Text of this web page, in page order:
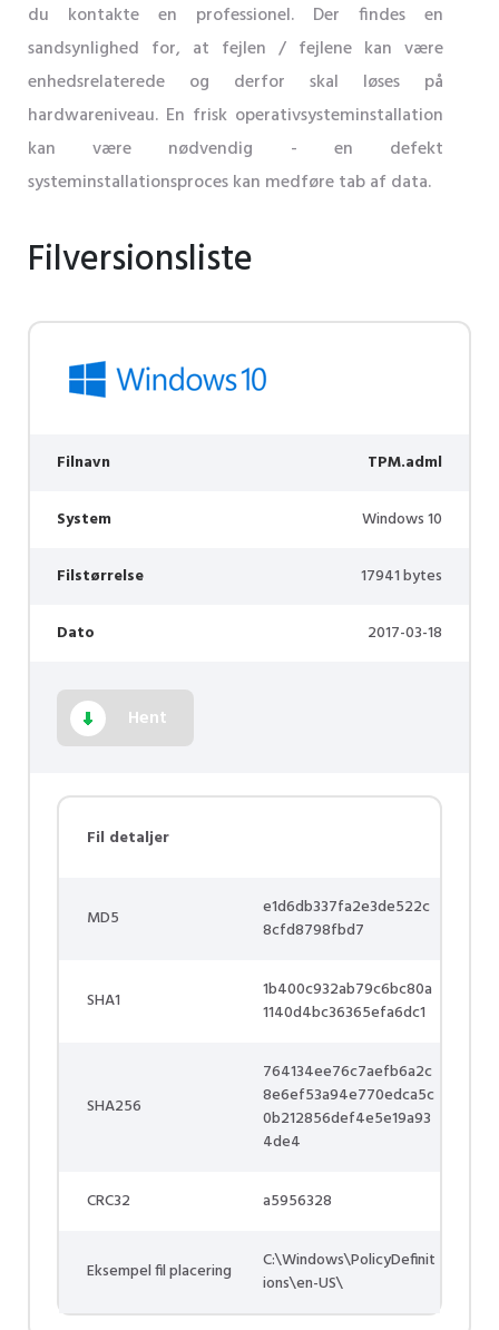
du kontakte en professionel. Der findes en
sandsynlighed for, at fejlen / fejlene kan være
enhedsrelaterede og derfor skal løses på
hardwareniveau. En frisk operativsysteminstallation
kan være nødvendig - en defekt
systeminstallationsproces kan medføre tab af data.
Filversionsliste
Filnavn TPM.adml
System Windows 10
Filstørrelse 17941 bytes
Dato 2017-03-18
Hent
Fil detaljer
MD5
e1d6db337fa2e3de522c
8cfd8798fbd7
SHA1
1b400c932ab79c6bc80a
1140d4bc36365efa6dc1
SHA256
764134ee76c7aefb6a2c
8e6ef53a94e770edca5c
0b212856def4e5e19a93
4de4
CRC32 a5956328
Eksempel fil placering
C:\Windows\PolicyDefinit
ions\en-US\